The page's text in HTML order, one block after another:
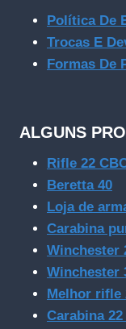
Política De
Trocas E
Formas De
ALGUNS
Rifle 22
Beretta 40
Loja de
Carabina
Winchester
Winchester
Melhor rifle
Carabina